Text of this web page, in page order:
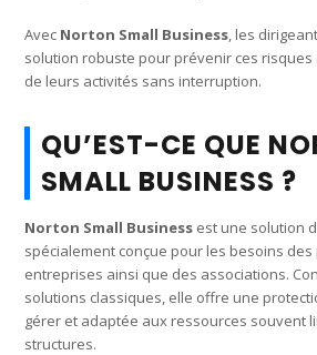
Avec Norton Small Business, les
solution robuste pour prévenir ces
de leurs activités sans interruption.
QU’EST-CE QUE
SMALL BUSINESS ?
Norton Small Business est une solution
spécialement conçue pour les besoins
entreprises ainsi que des associations.
solutions classiques, elle offre une
gérer et adaptée aux ressources souvent
structures.